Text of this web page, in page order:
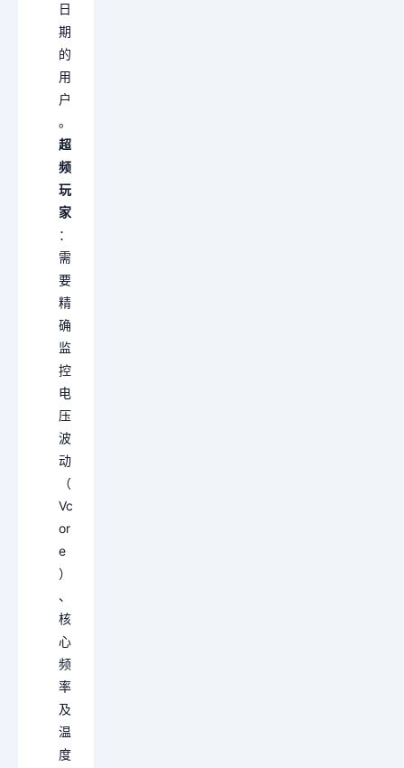
日
期
的
用
户
。
超
频
玩
家
：
需
要
精
确
监
控
电
压
波
动
（
Vc
or
e
）
、
核
心
频
率
及
温
度